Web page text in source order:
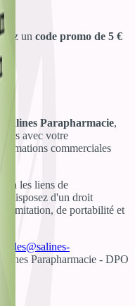
un code promo de 5 €
Salines Parapharmacie,
avec votre
commerciales
via les liens de
disposez d'un droit
limitation, de portabilité et
Parapharmacie - DPO